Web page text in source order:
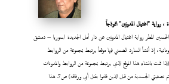
، رواية "اغتيال المدونين" انموذجاً
المطر رواية اغتيال المدونين عن دار أمل الجديدة /سوريا – دمشق
إذ أنشأ السارد الضمني فيها موقعاً يرتبط بمجموعة من الروابط
قمت بانشاء هذا الموقع الذي يرتبط بمجموعة من الروابط والمدونات
وحملته على الشبكة العالمية، قبل أن يتم تصفيتي الجسدية من قبل الذين قاموا بقتل أبي ورفاقه) ص7. هذا